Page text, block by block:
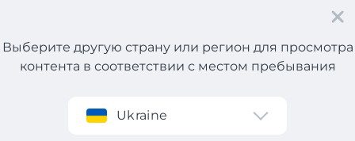
Регистрация
Выберите другую страну или регион для просмотра
контента в соответствии с местом пребывания
Ukraine
UNOde50